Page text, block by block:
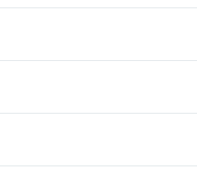
- einmal links,
Die Kugeln werden am
Drei Modelle: Einfacher